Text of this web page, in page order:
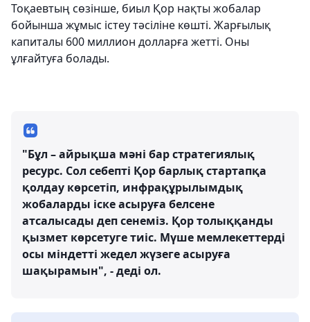
Тоқаевтың сөзінше, биыл Қор нақты жобалар
бойынша жұмыс істеу тәсіліне көшті. Жарғылық
капиталы 600 миллион долларға жетті. Оны
ұлғайтуға болады.
"Бұл – айрықша мәні бар стратегиялық
ресурс. Сол себепті Қор барлық стартапқа
қолдау көрсетіп, инфрақұрылымдық
жобаларды іске асыруға белсене
атсалысады деп сенеміз. Қор толыққанды
қызмет көрсетуге тиіс. Мүше мемлекеттерді
осы міндетті жедел жүзеге асыруға
шақырамын", - деді ол.